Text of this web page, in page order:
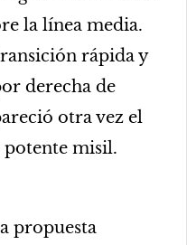
la línea media.
rápida y
derecha de
otra vez el
potente misil.
propuesta